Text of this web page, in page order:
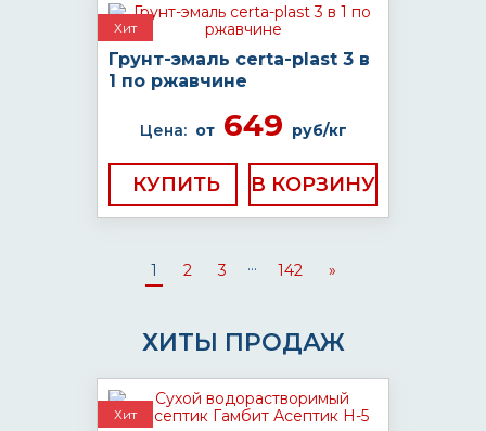
Хит
Грунт-эмаль certa-plast 3 в
1 по ржавчине
Цена: от649 руб/кг
КУПИТЬ
1 2 3 ... 142 »
ХИТЫ ПРОДАЖ
Хит